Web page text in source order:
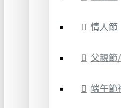
情人節
父親節
端午節